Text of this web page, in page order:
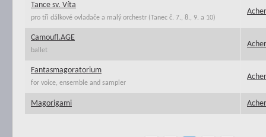
Tance sv. Víta
pro tři dálkové ovladače a malý orchestr (Tanec č. 7., 8., 9. a 10)
Camoufl.AGE
ballet
Fantasmagoratorium
for voice, ensemble and sampler
Magorigami